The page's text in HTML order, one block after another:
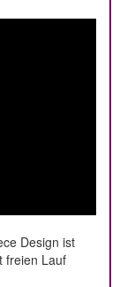
Design ist
freien Lauf